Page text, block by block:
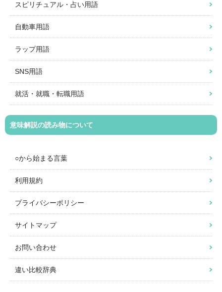
スピリチュアル・占い用語
自動車用語
ラップ用語
SNS用語
就活・就職・転職用語
意味解説の読み物について
○から始まる言葉
利用規約
プライバシーポリシー
サイトマップ
お問い合わせ
違い比較辞典